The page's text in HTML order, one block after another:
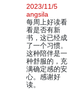
2023/11/5
angsila
每周上好读看
看是否有新
书，这已经成
了一个习惯。
这种陪伴是一
种舒服的，充
满确定感的安
心。感谢好
读。